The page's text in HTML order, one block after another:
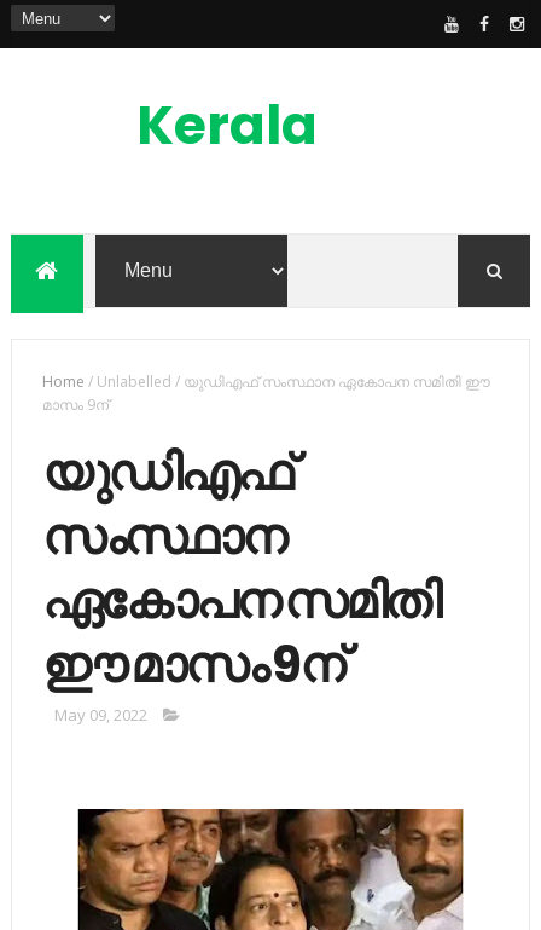
Kerala
Feed
Home /Unlabelled / യുഡിഎഫ് സംസ്ഥാന ഏകോപന സമിതി ഈ
മാസം 9ന്
യുഡിഎഫ്
സംസ്ഥാന
ഏകോപന സമിതി
ഈ മാസം 9ന്
May 09, 2022